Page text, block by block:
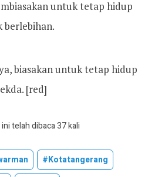
untuk tetap hidup
berlebihan.
biasakan untuk tetap hidup
[red]
telah dibaca 37 kali
#kotatangerang